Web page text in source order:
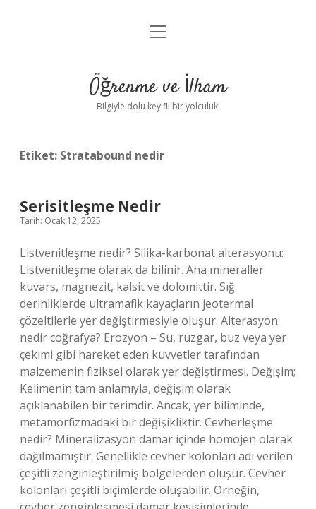
Anasayfa
Yasal Uyarı
menüyü
Öğrenme ve İlham
Bilgiyle dolu keyifli bir yolculuk!
Etiket: Stratabound nedir
Serisitleşme Nedir
Tarih: Ocak 12, 2025
Listvenitleşme nedir? Silika-karbonat alterasyonu:
Listvenitleşme olarak da bilinir. Ana mineraller
kuvars, magnezit, kalsit ve dolomittir. Sığ
derinliklerde ultramafik kayaçların jeotermal
çözeltilerle yer değiştirmesiyle oluşur. Alterasyon
nedir coğrafya? Erozyon – Su, rüzgar, buz veya yer
çekimi gibi hareket eden kuvvetler tarafından
malzemenin fiziksel olarak yer değiştirmesi. Değişim;
Kelimenin tam anlamıyla, değişim olarak
açıklanabilen bir terimdir. Ancak, yer biliminde,
metamorfizmadaki bir değişikliktir. Cevherleşme
nedir? Mineralizasyon damar içinde homojen olarak
dağılmamıştır. Genellikle cevher kolonları adı verilen
çeşitli zenginleştirilmiş bölgelerden oluşur. Cevher
kolonları çeşitli biçimlerde oluşabilir. Örneğin,